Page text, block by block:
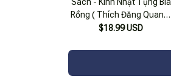
Rồng ( Thích Đăng Quang)
- Anan Books
$18.99 USD